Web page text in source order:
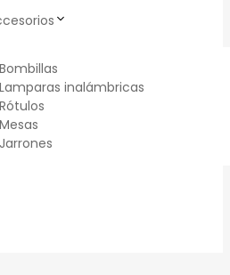
Bombillas
Lamparas inalámbricas
Rótulos
Mesas
Jarrones